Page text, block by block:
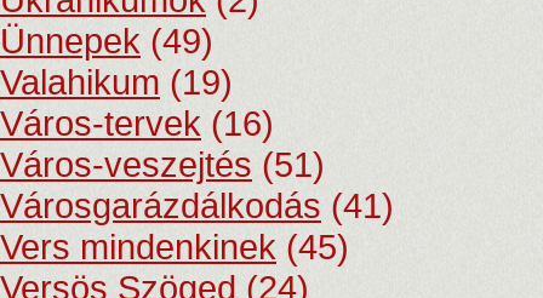
Ünnepek (49)
Valahikum (19)
Város-tervek (16)
Város-veszejtés (51)
Városgarázdálkodás (41)
Vers mindenkinek (45)
Versös Szöged (24)